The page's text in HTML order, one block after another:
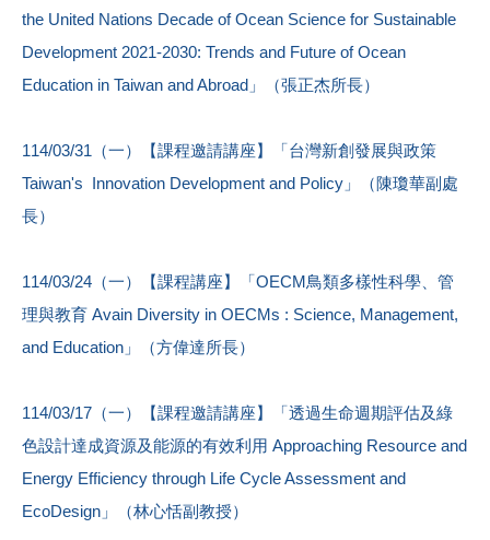
the United Nations Decade of Ocean Science for Sustainable
Development 2021-2030: Trends and Future of Ocean
Education in Taiwan and Abroad」（張正杰所長）
114/03/31（一）【課程邀請講座】「台灣新創發展與政策
Taiwan's Innovation Development and Policy」（陳瓊華副處
長）
114/03/24（一）【課程講座】「OECM鳥類多樣性科學、管
理與教育 Avain Diversity in OECMs : Science, Management,
and Education」（方偉達所長）
114/03/17（一）【課程邀請講座】「透過生命週期評估及綠
色設計達成資源及能源的有效利用 Approaching Resource and
Energy Efficiency through Life Cycle Assessment and
EcoDesign」（林心恬副教授）